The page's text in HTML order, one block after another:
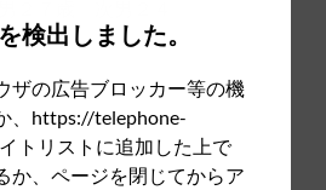
２７歳 次男２４
検出しました。
ザの広告ブロッカー等の機
、https://telephone-
トリストに追加した上で
か、ページを閉じてからア